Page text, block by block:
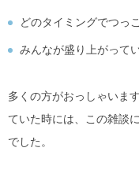
どのタイミングでつっ
みんなが盛り上がって
多くの方がおっしゃいま
ていた時には、この雑談
でした。